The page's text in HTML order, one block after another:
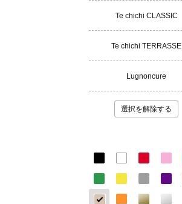
Te chichi CLASSIC
Te chichi TERRASSE
Lugnoncure
選択を解除する